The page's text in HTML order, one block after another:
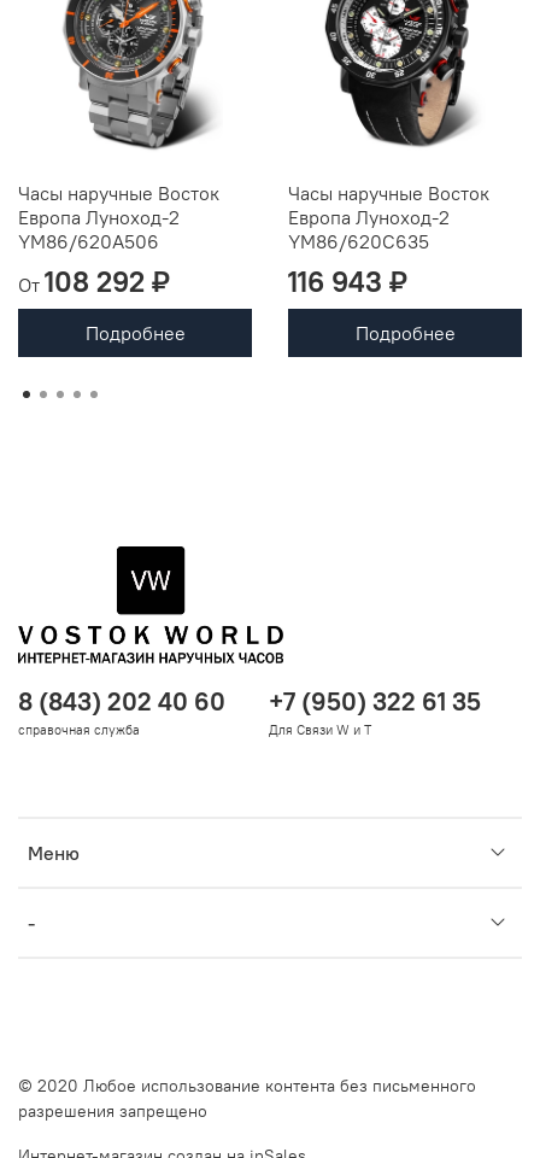
Часы наручные Восток
Европа Луноход-2
YM86/620A506
От 108 292 ₽
Подробнее
Часы наручные Восток
Европа Луноход-2
YM86/620C635
116 943 ₽
Подробнее
Меню
-
8 (843) 202 40 60
справочная служба
+7 (950) 322 61 35
Для Связи W и T
© 2020 Любое использование контента без письменного
разрешения запрещено